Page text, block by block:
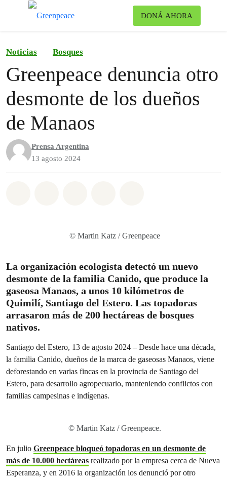
DONÁ AHORA
Noticias Bosques
Greenpeace denuncia otro
desmonte de los dueños
de Manaos
Prensa Argentina
13 agosto 2024
© Martin Katz / Greenpeace
La organización ecologista detectó un nuevo
desmonte de la familia Canido, que produce la
gaseosa Manaos, a unos 10 kilómetros de
Quimilí, Santiago del Estero. Las topadoras
arrasaron más de 200 hectáreas de bosques
nativos.
Santiago del Estero, 13 de agosto 2024 – Desde hace una década,
la familia Canido, dueños de la marca de gaseosas Manaos, viene
deforestando en varias fincas en la provincia de Santiago del
Estero, para desarrollo agropecuario, manteniendo conflictos con
familias campesinas e indígenas.
© Martin Katz / Greenpeace.
En julio Greenpeace bloqueó topadoras en un desmonte de
más de 10.000 hectáreas realizado por la empresa cerca de Nueva
Esperanza, y en 2016 la organización los denunció por otro